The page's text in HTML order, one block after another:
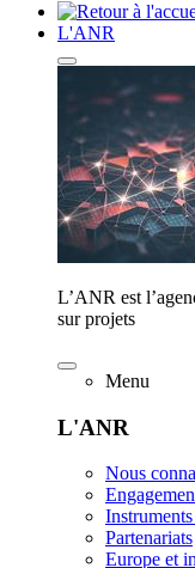
L'ANR
L’ANR est
sur projets
Menu
L'ANR
Nous
Partenariats
Europe et